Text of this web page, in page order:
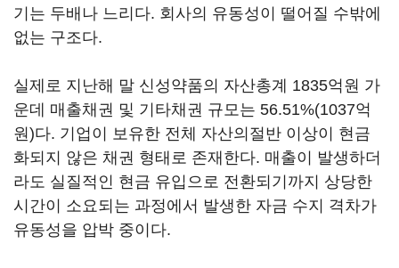
기는 두배나 느리다. 회사의 유동성이 떨어질 수밖에
없는 구조다.
실제로 지난해 말 신성약품의 자산총계 1835억원 가
운데 매출채권 및 기타채권 규모는 56.51%(1037억
원)다. 기업이 보유한 전체 자산의절반 이상이 현금
화되지 않은 채권 형태로 존재한다. 매출이 발생하더
라도 실질적인 현금 유입으로 전환되기까지 상당한
시간이 소요되는 과정에서 발생한 자금 수지 격차가
유동성을 압박 중이다.